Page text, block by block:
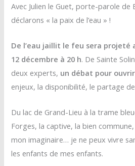
Avec Julien le Guet, porte-parole de
déclarons « la paix de l’eau » !
De l’eau jaillit le feu sera projeté
12 décembre à 20 h. De Sainte
deux experts, un débat pour
enjeux, la disponibilité, le partage
Du lac de Grand-Lieu à la trame
Forges, la captive, la bien
mon imaginaire… je ne peux vivre
les enfants de mes enfants.